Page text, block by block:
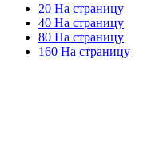
20 На страницу
40 На страницу
80 На страницу
160 На страницу